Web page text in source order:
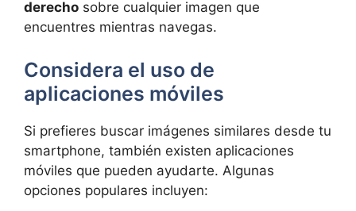
derecho sobre cualquier ‌imagen que
encuentres mientras navegas.
Considera el uso de
aplicaciones‌ móviles
Si‍ prefieres buscar imágenes similares desde tu
smartphone, también existen aplicaciones
móviles que pueden ayudarte. Algunas
opciones populares incluyen: